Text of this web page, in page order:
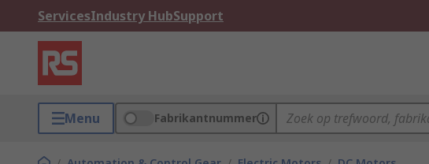
ServicesIndustry HubSupport
Menu Fabrikantnummer